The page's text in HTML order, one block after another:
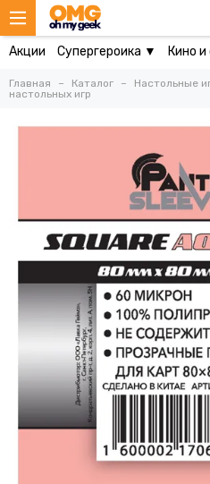
Акции Супергероика ▼ Кино
Главная Каталог Настольные
настольных игр